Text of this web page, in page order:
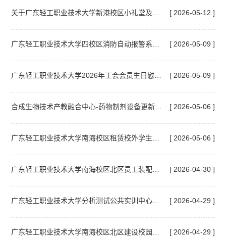
[ 2026-05-12 ]
[ 2026-05-09 ]
[ 2026-05-09 ]
[ 2026-05-06 ]
[ 2026-05-06 ]
[ 2026-04-30 ]
[ 2026-04-29 ]
[ 2026-04-29 ]